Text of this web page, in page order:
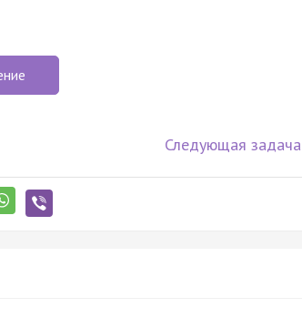
Следующая задача